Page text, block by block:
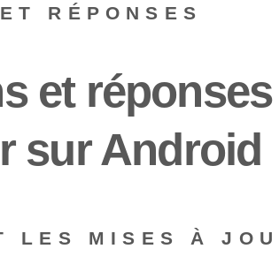
RÉPONSES
et
sur Android
LES MISES À